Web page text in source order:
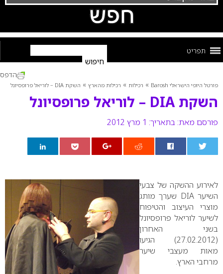
תפריט
פורטל היופי הישראלי Barosh » רכילות » רכילות מהארץ » השקת DIA – לוריאל פרופסיונל
השקת DIA – לוריאל פרופסיונל
פורסם מאת: בתאריך: 1 מרץ 2012
הדפס
לאירוע ההשקה של צבעי
השיערDIA שערך מותג
מוצרי העיצוב והטיפוח
לשיער לוריאל פרופסיונל
בשני האחרון
(27.02.2012) הגיעו
מאות מעצבי שיער
מרחבי הארץ.